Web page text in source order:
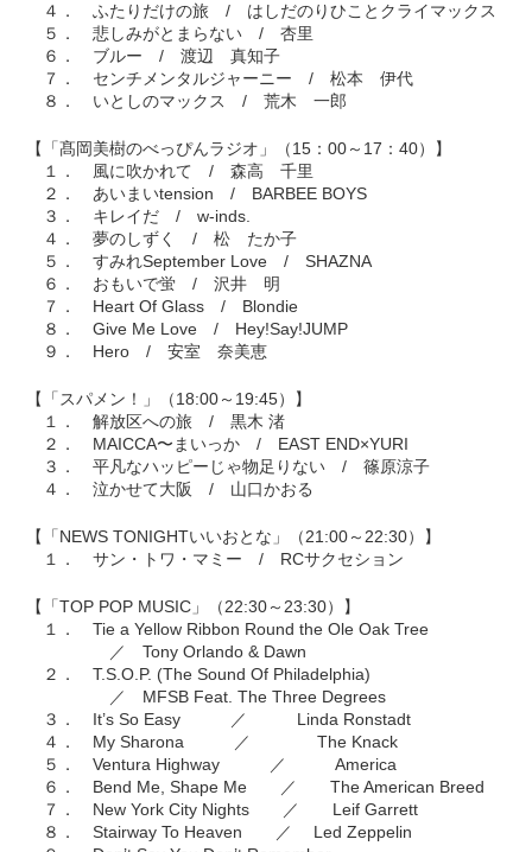
４． ふたりだけの旅 / はしだのりひことクライマックス
５． 悲しみがとまらない / 杏里
６． ブルー / 渡辺 真知子
７． センチメンタルジャーニー / 松本 伊代
８． いとしのマックス / 荒木 一郎
【「髙岡美樹のべっぴんラジオ」（15：00～17：40）】
１． 風に吹かれて / 森高 千里
２． あいまいtension / BARBEE BOYS
３． キレイだ / w-inds.
４． 夢のしずく / 松 たか子
５． すみれSeptember Love / SHAZNA
６． おもいで蛍 / 沢井 明
７． Heart Of Glass / Blondie
８． Give Me Love / Hey!Say!JUMP
９． Hero / 安室 奈美恵
【「スパメン！」（18:00～19:45）】
１． 解放区への旅 / 黒木 渚
２． MAICCA〜まいっか / EAST END×YURI
３． 平凡なハッピーじゃ物足りない / 篠原涼子
４． 泣かせて大阪 / 山口かおる
【「NEWS TONIGHTいいおとな」（21:00～22:30）】
１． サン・トワ・マミー / RCサクセション
【「TOP POP MUSIC」（22:30～23:30）】
１． Tie a Yellow Ribbon Round the Ole Oak Tree
／ Tony Orlando & Dawn
２． T.S.O.P. (The Sound Of Philadelphia)
／ MFSB Feat. The Three Degrees
３． It’s So Easy ／ Linda Ronstadt
４． My Sharona ／ The Knack
５． Ventura Highway ／ America
６． Bend Me, Shape Me ／ The American Breed
７． New York City Nights ／ Leif Garrett
８． Stairway To Heaven ／ Led Zeppelin